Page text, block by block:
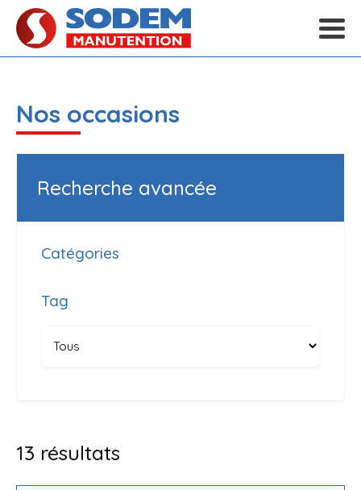
Nos occasions
Recherche avancée
Catégories
Tag
13 résultats